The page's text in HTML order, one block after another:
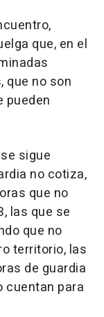
que, en el
que no son
pueden
sigue
no cotiza,
que no
las que se
que no
territorio, las
de guardia
cuentan para